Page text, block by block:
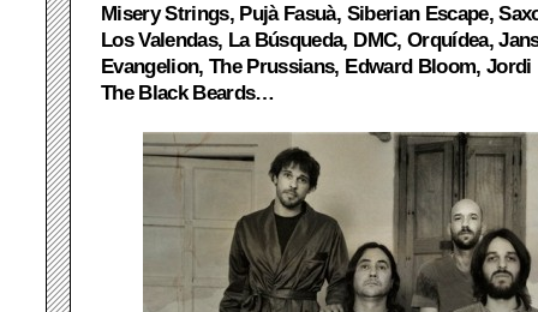
Misery Strings, Pujà Fasuà, Siberian Escape,
Los Valendas, La Búsqueda, DMC, Orquídea,
Evangelion, The Prussians, Edward Bloom, Jordi
The Black Beards…